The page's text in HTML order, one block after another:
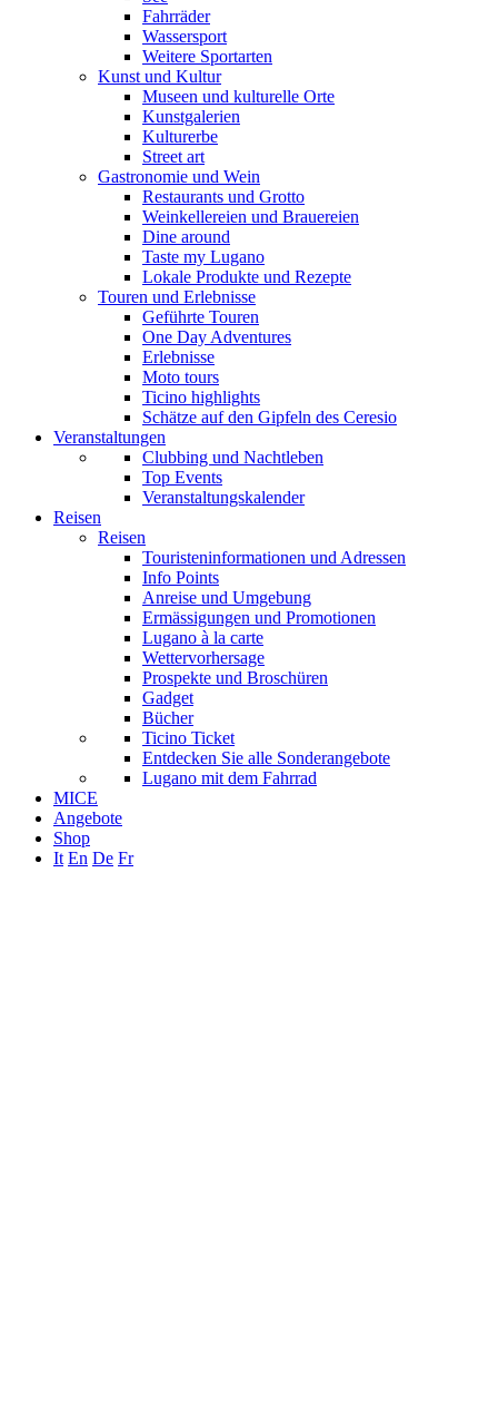
Fahrräder
Wassersport
Weitere Sportarten
Kunst und Kultur
Museen und kulturelle Orte
Kunstgalerien
Kulturerbe
Street art
Gastronomie und Wein
Restaurants und Grotto
Weinkellereien und Brauereien
Dine around
Taste my Lugano
Lokale Produkte und Rezepte
Touren und Erlebnisse
Geführte Touren
One Day Adventures
Erlebnisse
Moto tours
Ticino highlights
Schätze auf den Gipfeln des Ceresio
Veranstaltungen
Clubbing und Nachtleben
Top Events
Veranstaltungskalender
Reisen
Reisen
Touristeninformationen und Adressen
Info Points
Anreise und Umgebung
Ermässigungen und Promotionen
Lugano à la carte
Wettervorhersage
Prospekte und Broschüren
Gadget
Bücher
Ticino Ticket
Entdecken Sie alle Sonderangebote
Lugano mit dem Fahrrad
MICE
Angebote
Shop
It En De Fr